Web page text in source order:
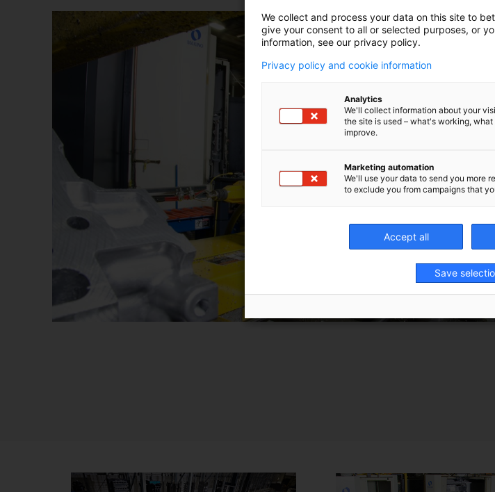
We collect and process your data on this site to
give your consent to all or selected purposes, or
information, see our privacy policy.
Privacy policy and cookie information
Analytics
We'll collect information about your
the site is used – what's working,
improve.
Marketing automation
We'll use your data to send you more
to exclude you from campaigns that
Accept all
Save